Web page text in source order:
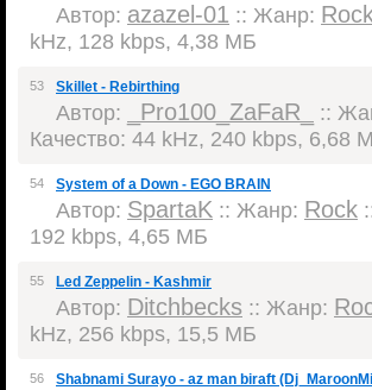
Автор: azazel-01 :: Жанр:
kHz, 128 kbps, 4,38 МБ
53 Skillet - Rebirthing
Автор: _Pro100_ZaFaR_ ::
Качество: 44 kHz, 240 kbps, 6,68
54 System of a Down - EGO BRAIN
Автор: SpartaK :: Жанр: Rock
192 kbps, 4,65 МБ
55 Led Zeppelin - Kashmir
Автор: Ditchbecks :: Жанр:
kHz, 256 kbps, 15,5 МБ
56 Shabnami Surayo - az man biraft